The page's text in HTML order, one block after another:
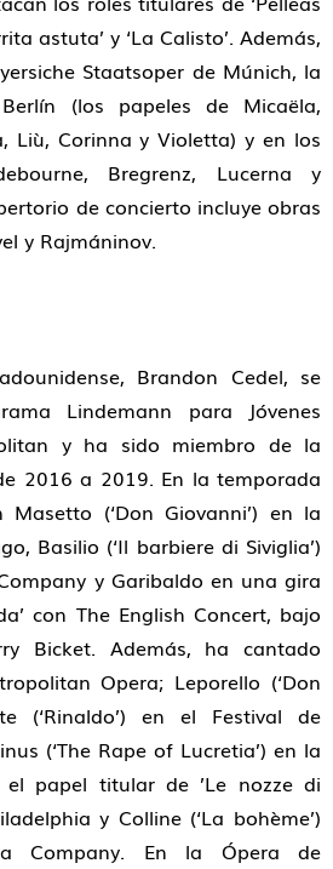
astuta’ y ‘La Calisto’. Además,
Staatsoper de Múnich, la
(los papeles de Micaëla,
Liù, Corinna y Violetta) y en los
Bregrenz, Lucerna y
de concierto incluye obras
y Rajmáninov.
Brandon Cedel, se
Lindemann para Jóvenes
y ha sido miembro de la
2016 a 2019. En la temporada
Masetto (‘Don Giovanni’) en la
Basilio (‘Il barbiere di Siviglia’)
y Garibaldo en una gira
con The English Concert, bajo
Bicket. Además, ha cantado
Opera; Leporello (‘Don
(‘Rinaldo’) en el Festival de
(‘The Rape of Lucretia’) en la
el papel titular de ’Le nozze di
y Colline (‘La bohème’)
Company. En la Ópera de